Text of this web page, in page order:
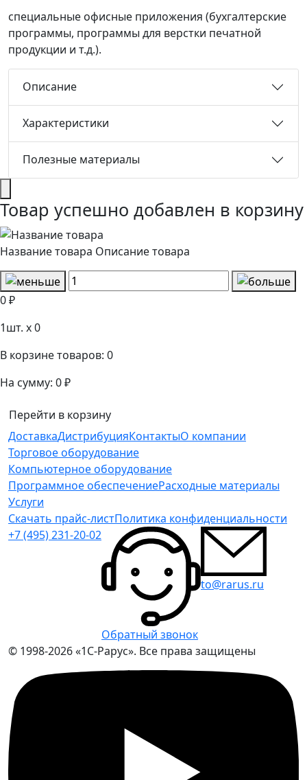
специальные офисные приложения (бухгалтерские
программы, программы для верстки печатной
продукции и т.д.).
Описание
Характеристики
Полезные материалы
Товар успешно добавлен в корзину
Название товара Описание товара
0 ₽
1шт. x0
В корзине товаров: 0
На сумму: 0 ₽
Перейти в корзину
ДоставкаДистрибуцияКонтактыО компании
Торговое оборудование
Компьютерное оборудование
Программное обеспечениеРасходные материалы
Услуги
Скачать прайс-листПолитика конфиденциальности
+7 (495) 231-20-02
Обратный звонок
to@rarus.ru
© 1998-2026 «1С-Рарус». Все права защищены